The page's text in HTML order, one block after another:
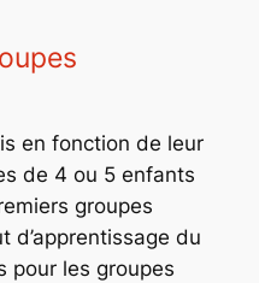
en fonction de leur
de 4 ou 5 enfants
groupes
d’apprentissage du
pour les groupes